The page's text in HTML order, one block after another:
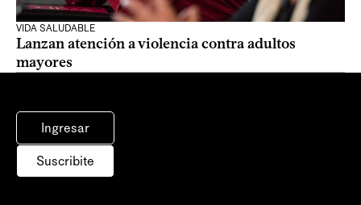
VIDA SALUDABLE
Lanzan atención a violencia contra adultos
mayores
Ingresar
Suscribite